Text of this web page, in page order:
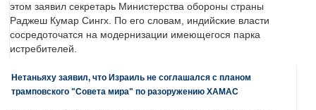
этом заявил секретарь Министерства обороны страны
Раджеш Кумар Сингх. По его словам, индийские власти
сосредоточатся на модернизации имеющегося парка
истребителей.
Нетаньяху заявил, что Израиль не соглашался с планом
трамповского "Совета мира" по разоружению ХАМАС